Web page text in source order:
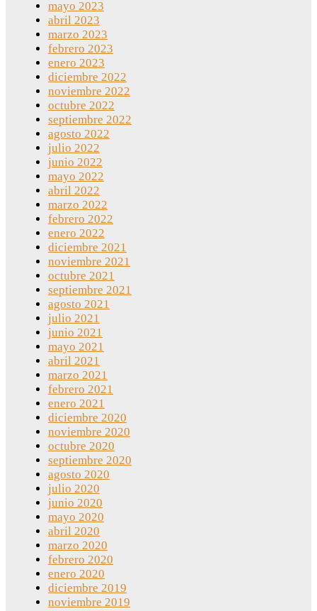
mayo 2023
abril 2023
marzo 2023
febrero 2023
enero 2023
diciembre 2022
noviembre 2022
octubre 2022
septiembre 2022
agosto 2022
julio 2022
junio 2022
mayo 2022
abril 2022
marzo 2022
febrero 2022
enero 2022
diciembre 2021
noviembre 2021
octubre 2021
septiembre 2021
agosto 2021
julio 2021
junio 2021
mayo 2021
abril 2021
marzo 2021
febrero 2021
enero 2021
diciembre 2020
noviembre 2020
octubre 2020
septiembre 2020
agosto 2020
julio 2020
junio 2020
mayo 2020
abril 2020
marzo 2020
febrero 2020
enero 2020
diciembre 2019
noviembre 2019